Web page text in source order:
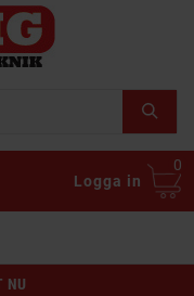
Logga in
0
NU